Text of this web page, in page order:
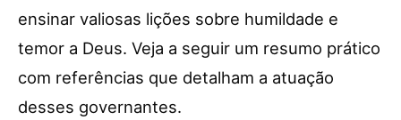
ensinar valiosas lições sobre humildade e
temor a Deus. Veja a seguir um resumo prático
com referências que detalham a atuação
desses governantes.